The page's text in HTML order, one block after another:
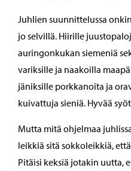
Juhlien suunnittelussa
jo selvillä. Hiirille
auringonkukan siemeniä
variksille ja naakoilla
jäniksille porkkanoita ja
kuivattuja sieniä. Hyvää
Mutta mitä ohjelmaa
leikkiä sitä sokkoleikkiä,
Pitäisi keksiä jotakin uutta,